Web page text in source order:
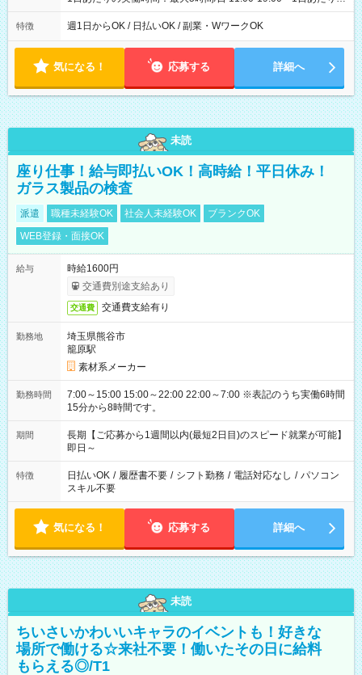
実働時間：1-5時間 └上記の時間帯内であれば、いつでも勤務可
能！ └平日・土曜日の中で、お好きな曜日でご勤務いただけま
18:00 などのように、自由な働き方が可能なお仕事です！
特徴 週1日からOK / 日払いOK / 副業・WワークOK
気になる！ 応募する 詳細へ
未読
座り仕事！給与即払いOK！高時給！平日休み！
ガラス製品の検査
派遣 職種未経験OK 社会人未経験OK
ブランクOK
WEB登録・面接OK
給与
時給1600円
交通費別途支給あり
交通費 交通費支給有り
勤務地
埼玉県熊谷市
籠原駅
素材系メーカー
勤務時間
7:00～15:00 15:00～22:00 22:00～7:00 ※表記のうち実働6時間
15分から8時間です。
期間
長期【ご応募から1週間以内(最短2日目)のスピード就業が可能】
即日～
特徴 日払いOK / 履歴書不要 / シフト勤務 / 電話対応なし / パソコン
スキル不要
気になる！ 応募する 詳細へ
未読
ちいさいかわいいキャラのイベントも！好きな
場所で働ける☆来社不要！働いたその日に給料
もらえる◎/T1